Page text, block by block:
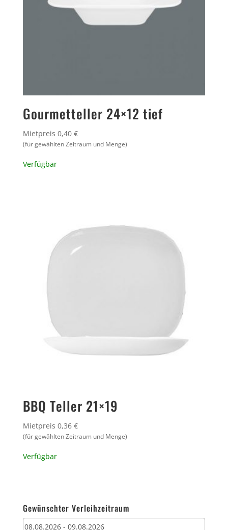
Gourmetteller 24×12 tief
Mietpreis 0,40 €
(für gewählten Zeitraum und Menge)
Verfügbar
BBQ Teller 21×19
Mietpreis 0,36 €
(für gewählten Zeitraum und Menge)
Verfügbar
Gewünschter Verleihzeitraum